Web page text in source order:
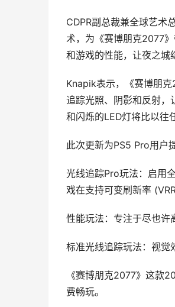
CDPR副总裁兼全球艺术
术，为《赛博朋克2077
和游戏的性能，让夜之城
Knapik表示，《赛博朋
追踪光照、阴影和反射，
和闪烁的LED灯将比以往
此次更新为PS5 Pro用户
光线追踪Pro玩法：启用
戏在支持可变刷新率
性能玩法：专注于尽也
标准光线追踪玩法：视
《赛博朋克2077》这款
费畅玩。